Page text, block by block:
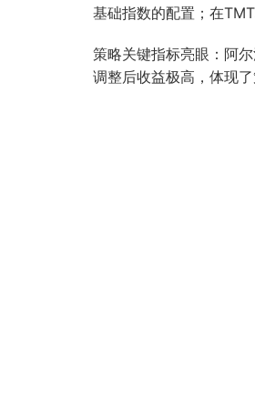
基础指数的配置；在
策略关键指标亮眼：阿
调整后收益极高，体现